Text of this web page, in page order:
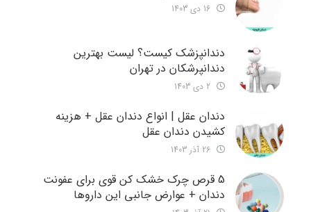
دندانپزشک کیست؟ لیست بهترین
دندانپرشکان در تهران
دندان عقل | انواع دندان عقل + هزینه
کشیدن دندان عقل
5 قرص چرک خشک کن قوی برای عفونت
دندان + عوارض جانبی این داروها